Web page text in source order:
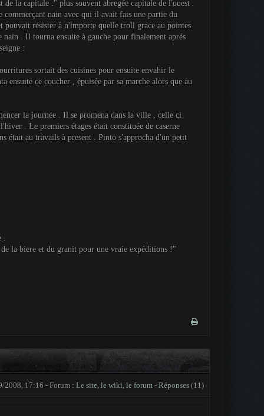
la capitale ." plus souvent abregée capitale de l'ouest .
nain avec qui il avait fais une partie du
pouvait résister à n'importe quelle troll grace au pointes
. Il tourna ensuite à gauche pour finalement aprés
:
sortait des cuisines pour ensuite envahir le
ce coucher , épuisée par sa marche alors que au
la journée . Il se promena dans la ville , celle ci
. Le premiers étages était constituée de caserne
était au travails à present . Pinto s'approcha d'un petit
.
la biere et du granit pour une vraie expéditions !"
2008, 17:16 - Forum : Le site, le wiki, le forum - Réponses(11)